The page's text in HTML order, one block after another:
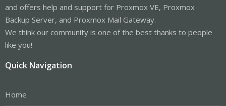
and offers help and support for Proxmox VE, Proxmox
Backup Server, and Proxmox Mail Gateway.
We think our community is one of the best thanks to people
like you!
Quick Navigation
Home